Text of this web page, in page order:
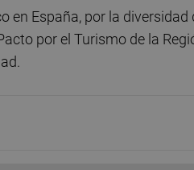
en España, por la diversidad
por el Turismo de la